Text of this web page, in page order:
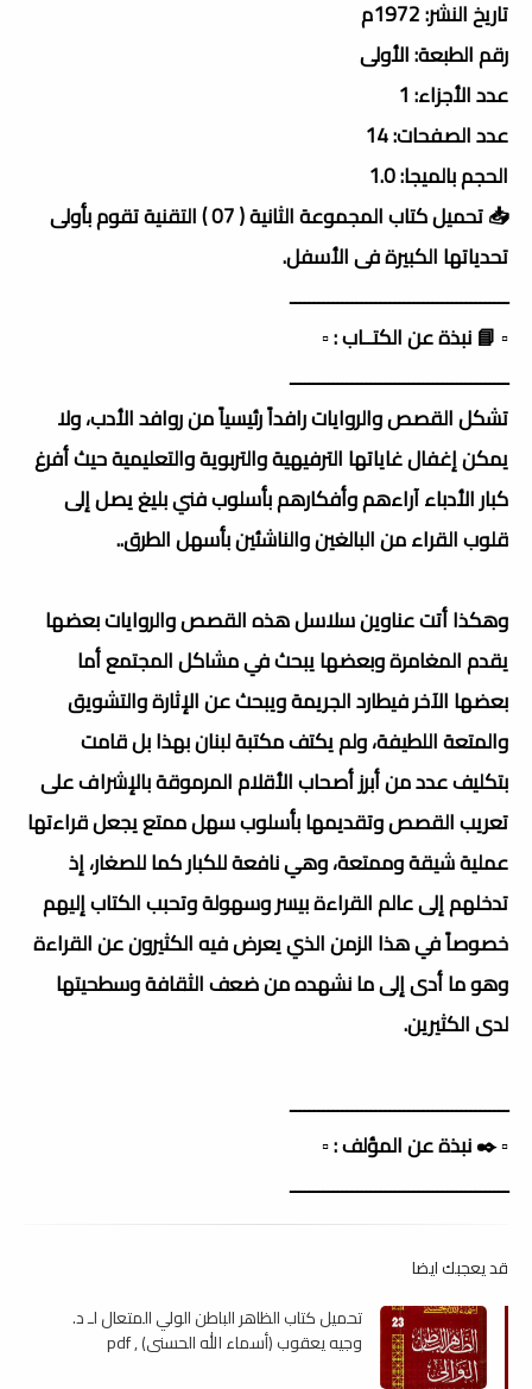
تاريخ النشر: 1972م
رقم الطبعة: الأولى
عدد الأجزاء: 1
عدد الصفحات: 14
الحجم بالميجا: 1.0
📥 تحميل كتاب المجموعة الثانية ( 07 ) التقنية تقوم بأولى
تحدياتها الكبيرة فى الأسفل.
ــــــــــــــــــــــــــــــــــــــــــــــ
▫️ 📘 نبذة عن الكتــاب : ▫️
ــــــــــــــــــــــــــــــــــــــــــــــ
تشكل القصص والروايات رافداً رئيسياً من روافد الأدب، ولا
يمكن إغفال غاياتها الترفيهية والتربوية والتعليمية حيث أفرغ
كبار الأدباء آراءهم وأفكارهم بأسلوب فني بليغ يصل إلى
قلوب القراء من البالغين والناشئين بأسهل الطرق..
وهكذا أتت عناوين سلاسل هذه القصص والروايات بعضها
يقدم المغامرة وبعضها يبحث في مشاكل المجتمع أما
بعضها الآخر فيطارد الجريمة ويبحث عن الإثارة والتشويق
والمتعة اللطيفة، ولم يكتف مكتبة لبنان بهذا بل قامت
بتكليف عدد من أبرز أصحاب الأقلام المرموقة بالإشراف على
تعريب القصص وتقديمها بأسلوب سهل ممتع يجعل قراءتها
عملية شيقة وممتعة، وهي نافعة للكبار كما للصغار، إذ
تدخلهم إلى عالم القراءة بيسر وسهولة وتحبب الكتاب إليهم
خصوصاً في هذا الزمن الذي يعرض فيه الكثيرون عن القراءة
وهو ما أدى إلى ما نشهده من ضعف الثقافة وسطحيتها
لدى الكثيرين.
ــــــــــــــــــــــــــــــــــــــــــــــ
▫️ ✒️ نبذة عن المؤلف : ▫️
ــــــــــــــــــــــــــــــــــــــــــــــ
قد يعجبك ايضا
تحميل كتاب الظاهر الباطن الولي المتعال لـ د.
وجيه يعقوب (أسماء الله الحسنى) , pdf